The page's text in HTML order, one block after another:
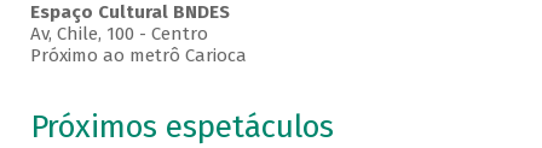
Espaço Cultural BNDES
Av, Chile, 100 - Centro
Próximo ao metrô Carioca
Próximos espetáculos